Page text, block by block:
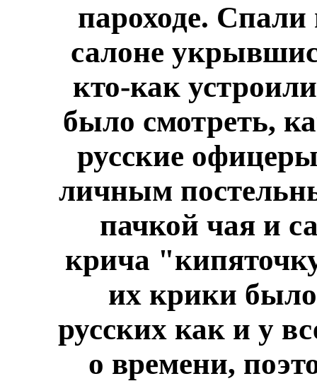
пароходе.
салоне
кто-как
было смотреть,
русские
личным
пачкой чая и
крича
их крики
русских как и у
о времени,